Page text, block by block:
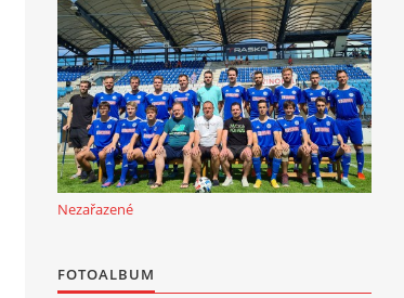
Nezařazené
FOTOALBUM